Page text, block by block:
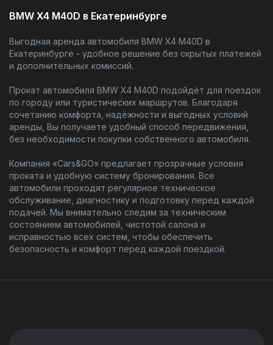
BMW X4 M40D в Екатеринбурге
Выгодная аренда автомобиля BMW X4 M40D в
Екатеринбурге - удобное решение без скрытых платежей
и дополнительных комиссий.
Прокат автомобиля BMW X4 M40D подойдёт для поездок
по городу или туристических маршрутов. Благодаря
сочетанию комфорта, надёжности и выгодных условий
аренды, Вы получаете удобный способ передвижения,
без необходимости покупки собственного автомобиля.
Компания «Cars&GO» предлагает прозрачные условия
проката и удобную систему бронирования. Все
автомобили проходят регулярное техническое
обслуживание, диагностику и подготовку перед каждой
подачей. Мы внимательно следим за техническим
состоянием автомобилей, чистотой салона и
исправностью всех систем, чтобы обеспечить
безопасность и комфорт перед каждой поездкой.